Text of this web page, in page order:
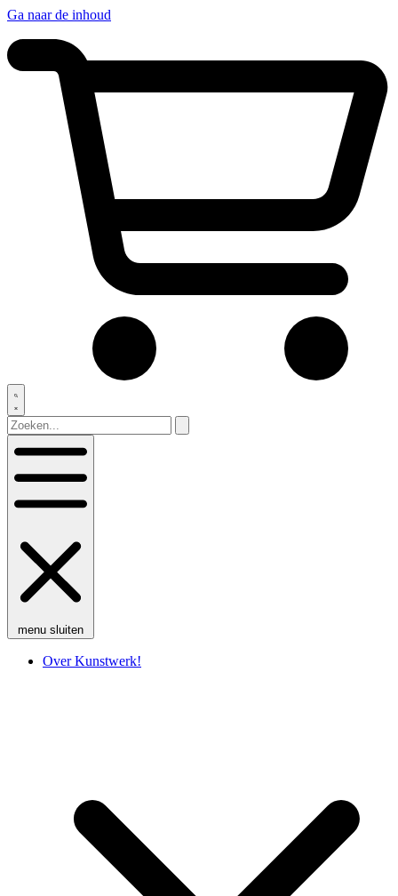
Ga naar de inhoud
menu sluiten
Over Kunstwerk!